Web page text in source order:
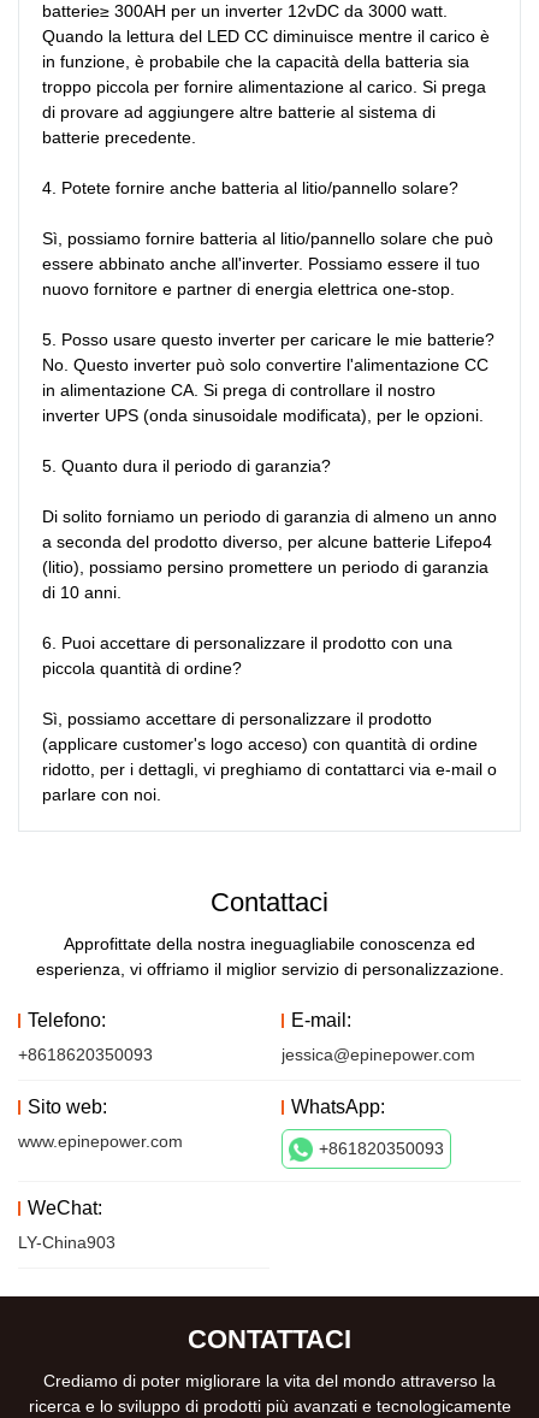
batterie≥ 300AH per un inverter 12vDC da 3000 watt.
Quando la lettura del LED CC diminuisce mentre il carico è
in funzione, è probabile che la capacità della batteria sia
troppo piccola per fornire alimentazione al carico. Si prega
di provare ad aggiungere altre batterie al sistema di
batterie precedente.
4. Potete fornire anche batteria al litio/pannello solare?
Sì, possiamo fornire batteria al litio/pannello solare che può
essere abbinato anche all'inverter. Possiamo essere il tuo
nuovo fornitore e partner di energia elettrica one-stop.
5. Posso usare questo inverter per caricare le mie batterie?
No. Questo inverter può solo convertire l'alimentazione CC
in alimentazione CA. Si prega di controllare il nostro
inverter UPS (onda sinusoidale modificata), per le opzioni.
5. Quanto dura il periodo di garanzia?
Di solito forniamo un periodo di garanzia di almeno un anno
a seconda del prodotto diverso, per alcune batterie Lifepo4
(litio), possiamo persino promettere un periodo di garanzia
di 10 anni.
6. Puoi accettare di personalizzare il prodotto con una
piccola quantità di ordine?
Sì, possiamo accettare di personalizzare il prodotto
(applicare customer's logo acceso) con quantità di ordine
ridotto, per i dettagli, vi preghiamo di contattarci via e-mail o
parlare con noi.
Contattaci
Approfittate della nostra ineguagliabile conoscenza ed
esperienza, vi offriamo il miglior servizio di personalizzazione.
Telefono:
+8618620350093
E-mail:
jessica@epinepower.com
Sito web:
www.epinepower.com
WhatsApp:
+861820350093
WeChat:
LY-China903
CONTATTACI
Crediamo di poter migliorare la vita del mondo attraverso la
ricerca e lo sviluppo di prodotti più avanzati e tecnologicamente